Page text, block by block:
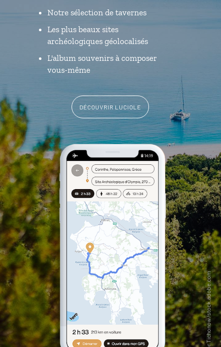
Notre sélection de tavernes
Les plus beaux sites
archéologiques géolocalisés
L'album souvenirs à composer
vous-même
DÉCOUVRIR LUCIOLE